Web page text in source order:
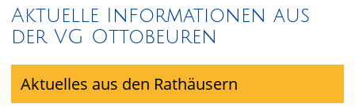
Aktuelle Informationen aus
der VG Ottobeuren
Aktuelles aus den Rathäusern